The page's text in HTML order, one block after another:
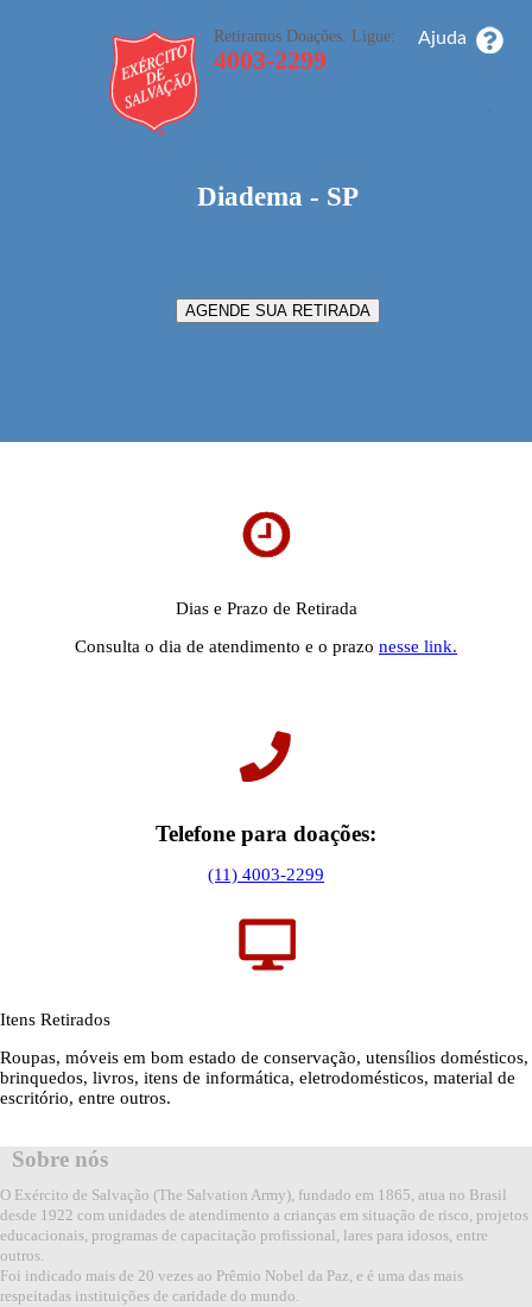
Ajuda
Retiramos Doações. Ligue:
4003-2299
Diadema - SP
AGENDE SUA RETIRADA
Dias e Prazo de Retirada
Consulta o dia de atendimento e o prazo nesse link.
Telefone para doações:
(11) 4003-2299
Itens Retirados
Roupas, móveis em bom estado de conservação, utensílios domésticos,
brinquedos, livros, itens de informática, eletrodomésticos, material de
escritório, entre outros.
Sobre nós
O Exército de Salvação (The Salvation Army), fundado em 1865, atua no Brasil
desde 1922 com unidades de atendimento a crianças em situação de risco, projetos
educacionais, programas de capacitação profissional, lares para idosos, entre
outros.
Foi indicado mais de 20 vezes ao Prêmio Nobel da Paz, e é uma das mais
respeitadas instituições de caridade do mundo.